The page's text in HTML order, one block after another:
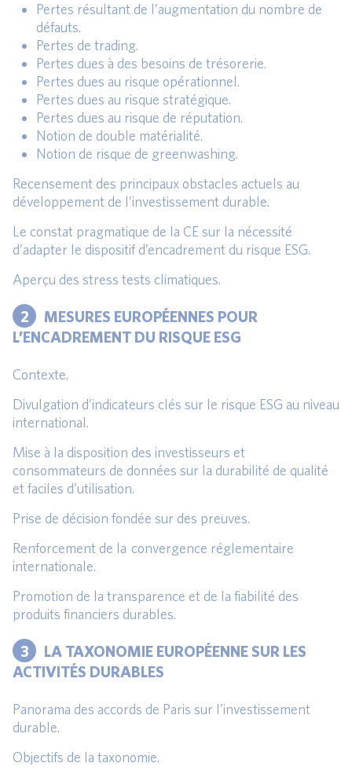
Pertes résultant de l’augmentation du nombre de
défauts.
Pertes de trading.
Pertes dues à des besoins de trésorerie.
Pertes dues au risque opérationnel.
Pertes dues au risque stratégique.
Pertes dues au risque de réputation.
Notion de double matérialité.
Notion de risque de greenwashing.
Recensement des principaux obstacles actuels au
développement de l’investissement durable.
Le constat pragmatique de la CE sur la nécessité
d’adapter le dispositif d’encadrement du risque ESG.
Aperçu des stress tests climatiques.
2
MESURES EUROPÉENNES POUR
L’ENCADREMENT DU RISQUE ESG
Contexte.
Divulgation d’indicateurs clés sur le risque ESG au niveau
international.
Mise à la disposition des investisseurs et
consommateurs de données sur la durabilité de qualité
et faciles d’utilisation.
Prise de décision fondée sur des preuves.
Renforcement de la convergence réglementaire
internationale.
Promotion de la transparence et de la fiabilité des
produits financiers durables.
3
LA TAXONOMIE EUROPÉENNE SUR LES
ACTIVITÉS DURABLES
Panorama des accords de Paris sur l’investissement
durable.
Objectifs de la taxonomie.